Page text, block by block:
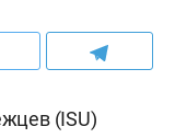
(ISU)